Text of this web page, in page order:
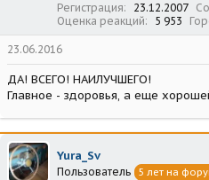
Регистрация 23.12.2007
Оценка реакций
5 953
23.06.2016
ДА! ВСЕГО! НАИЛУЧШЕГО!
Главное - здоровья, а еще
Yura_Sv
Пользователь 5 лет на